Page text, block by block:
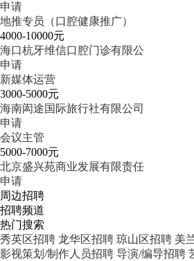
申请
地推专员（口腔健康推广）
4000-10000元
海口杭牙维信口腔门诊有限公
申请
新媒体运营
3000-5000元
海南闳途国际旅行社有限公司
申请
会议主管
5000-7000元
北京盛兴苑商业发展有限责任
申请
周边招聘
招聘频道
热门搜索
秀英区招聘 龙华区招聘 琼山区招聘 美
影视策划/制作人员招聘 导演/编导招聘